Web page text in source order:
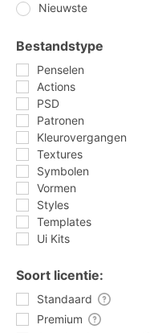
Nieuwste
Bestandstype
Penselen
Actions
PSD
Patronen
Kleurovergangen
Textures
Symbolen
Vormen
Styles
Templates
Ui Kits
Soort licentie:
Standaard
Premium